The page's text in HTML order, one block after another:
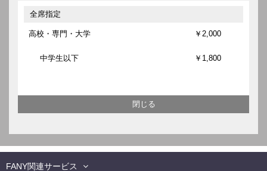
全席指定
高校・専門・大学 ￥2,000
中学生以下 ￥1,800
FANY関連サービス